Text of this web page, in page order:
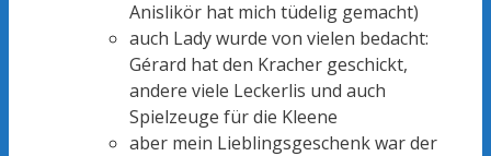
Anislikör hat mich tüdelig gemacht)
auch Lady wurde von vielen bedacht:
Gérard hat den Kracher geschickt,
andere viele Leckerlis und auch
Spielzeuge für die Kleene
aber mein Lieblingsgeschenk war der